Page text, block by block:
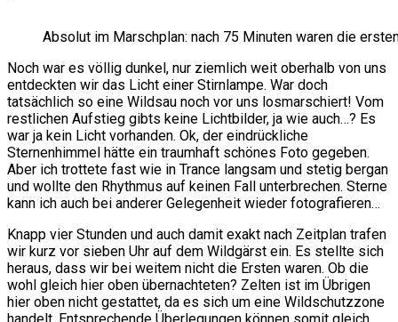
Absolut im Marschplan: nach 75 Minuten waren die
Noch war es völlig dunkel, nur ziemlich weit oberhalb von uns
entdeckten wir das Licht einer Stirnlampe. War doch
tatsächlich so eine Wildsau noch vor uns losmarschiert! Vom
restlichen Aufstieg gibts keine Lichtbilder, ja wie auch…? Es
war ja kein Licht vorhanden. Ok, der eindrückliche
Sternenhimmel hätte ein traumhaft schönes Foto gegeben.
Aber ich trottete fast wie in Trance langsam und stetig bergan
und wollte den Rhythmus auf keinen Fall unterbrechen. Sterne
kann ich auch bei anderer Gelegenheit wieder fotografieren…
Knapp vier Stunden und auch damit exakt nach Zeitplan trafen
wir kurz vor sieben Uhr auf dem Wildgärst ein. Es stellte sich
heraus, dass wir bei weitem nicht die Ersten waren. Ob die
wohl gleich hier oben übernachteten? Zelten ist im Übrigen
hier oben nicht gestattet, da es sich um eine Wildschutzzone